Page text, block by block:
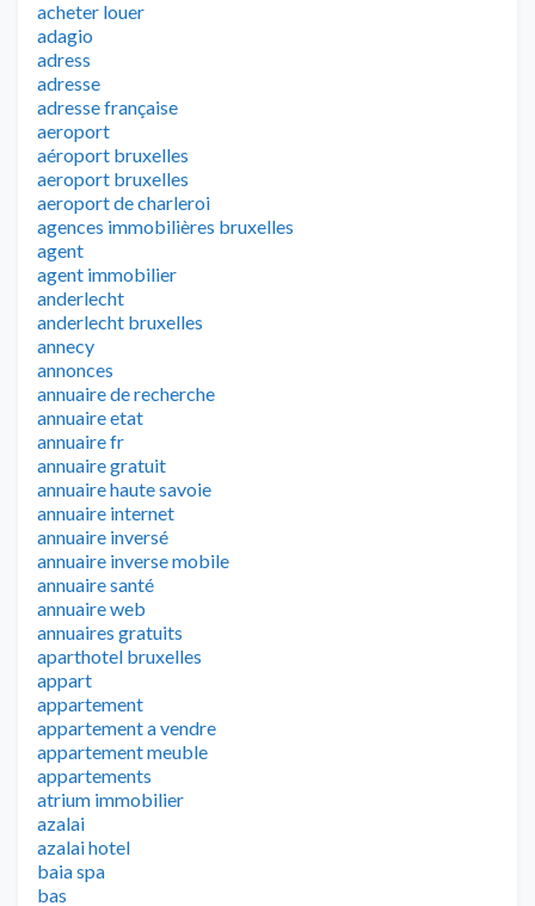
acheter louer
adagio
adress
adresse
adresse française
aeroport
aéroport bruxelles
aeroport bruxelles
aeroport de charleroi
agences immobilières bruxelles
agent
agent immobilier
anderlecht
anderlecht bruxelles
annecy
annonces
annuaire de recherche
annuaire etat
annuaire fr
annuaire gratuit
annuaire haute savoie
annuaire internet
annuaire inversé
annuaire inverse mobile
annuaire santé
annuaire web
annuaires gratuits
aparthotel bruxelles
appart
appartement
appartement a vendre
appartement meuble
appartements
atrium immobilier
azalai
azalai hotel
baia spa
bas